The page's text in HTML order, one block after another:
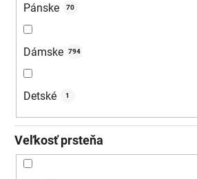
Pánske 70
Dámske 794
Detské 1
Veľkosť prsteňa